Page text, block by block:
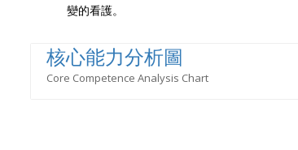
變的看護。
核心能力分析圖
Core Competence Analysis Chart